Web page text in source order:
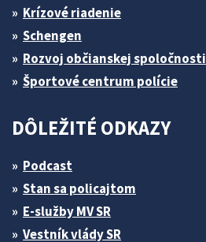
Krízové riadenie
Schengen
Rozvoj občianskej spoločnosti
Športové centrum polície
DÔLEŽITÉ ODKAZY
Podcast
Stan sa policajtom
E-služby MV SR
Vestník vlády SR